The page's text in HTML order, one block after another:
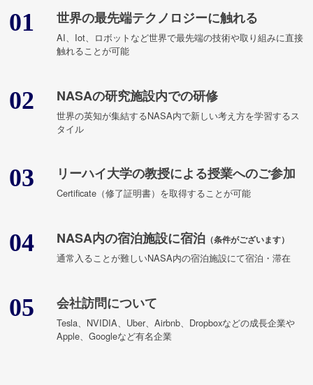
01 世界の最先端テクノロジーに触れる
AI、Iot、ロボットなど世界で最先端の技術や取り組みに直接
触れることが可能
02 NASAの研究施設内での研修
世界の英知が集結するNASA内で新しい考え方を学習するス
タイル
03 リーハイ大学の教授による授業へのご参加
Certificate（修了証明書）を取得することが可能
04 NASA内の宿泊施設に宿泊（条件がございます）
通常入ることが難しいNASA内の宿泊施設にて宿泊・滞在
05 会社訪問について
Tesla、NVIDIA、Uber、Airbnb、Dropboxなどの成長企業や
Apple、Googleなど有名企業